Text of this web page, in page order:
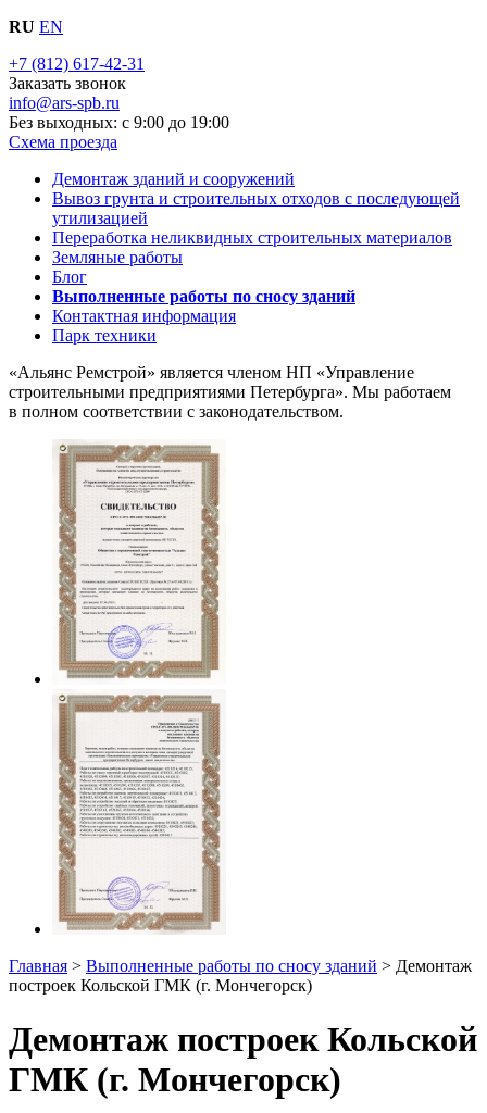
RU EN
+7 (812) 617-42-31
Заказать звонок
info@ars-spb.ru
Без выходных: с 9:00 до 19:00
Схема проезда
Демонтаж зданий и сооружений
Вывоз грунта и строительных отходов с последующей
утилизацией
Переработка неликвидных строительных материалов
Земляные работы
Блог
Выполненные работы по сносу зданий
Контактная информация
Парк техники
«Альянс Ремстрой» является членом НП «Управление
строительными предприятиями Петербурга». Мы работаем
в полном соответствии с законодательством.
Главная > Выполненные работы по сносу зданий > Демонтаж
построек Кольской ГМК (г. Мончегорск)
Демонтаж построек Кольской
ГМК (г. Мончегорск)